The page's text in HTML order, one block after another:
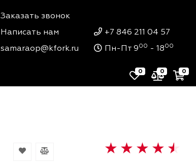
Заказать звонок
Написать нам
samaraop@kfork.ru
+7 846 211 04 57
Пн-Пт 900 - 1800
0 0 0